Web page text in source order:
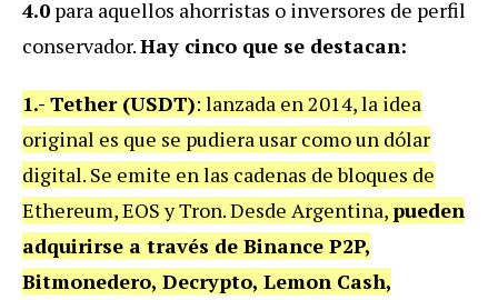
4.0 para aquellos ahorristas o inversores de perfil
conservador.Hay cinco que se destacan:
1.- Tether (USDT): lanzada en 2014, la idea
original es que se pudiera usar como un dólar
digital. Se emite en las cadenas de bloques de
Ethereum, EOS y Tron. Desde Argentina,pueden
adquirirse a través de Binance P2P,
Bitmonedero, Decrypto, Lemon Cash,